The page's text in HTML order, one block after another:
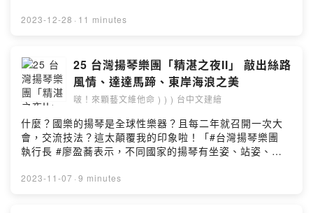
年底，他們將赴台中歌劇院演出《傳奇．堡灣》，內容除
將首次發表結合蒙古呼麥、男聲的合唱，讀者千萬不要錯
過。｜閱讀原文｜https://reurl.cc/rrapYO留言告訴我你對
這一集的想法：
https://open.firstory.me/user/ckv2of5jg0nsi0818rn95
wm8d/comments業務合作：
ilove@home.com.twPowered by Firstory Hosting
2023-12-28 · 11 minutes
25 台灣揚琴樂團「精湛之夜II」 敲出絲路
風情、達達馬蹄、東岸海浪之美
啵！來顆藝文維他命 ) ) ) 台中文建繪
什麼？國樂的揚琴是全球性樂器？且每二年就召開一次大
會，交流技法？這太顛覆我的印象啦！「#台灣揚琴樂團
執行長 #廖盈蕎表示，不同國家的揚琴有坐姿、站姿、地
家會坐著彈揚琴啊？（苦思）2023年11月9日，台灣揚琴
2023-11-07 · 9 minutes